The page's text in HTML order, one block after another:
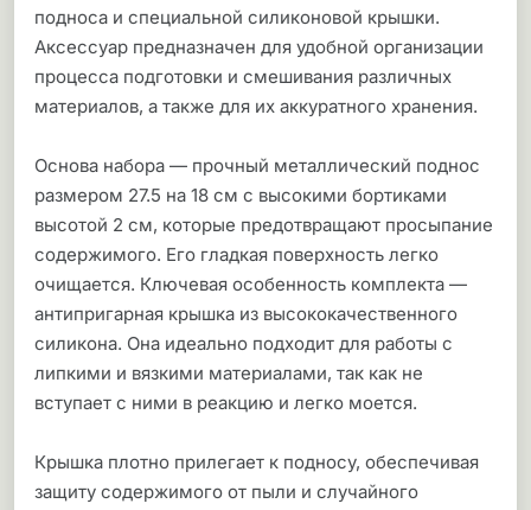
подноса и специальной силиконовой крышки.
Аксессуар предназначен для удобной организации
процесса подготовки и смешивания различных
материалов, а также для их аккуратного хранения.
Основа набора — прочный металлический поднос
размером 27.5 на 18 см с высокими бортиками
высотой 2 см, которые предотвращают просыпание
содержимого. Его гладкая поверхность легко
очищается. Ключевая особенность комплекта —
антипригарная крышка из высококачественного
силикона. Она идеально подходит для работы с
липкими и вязкими материалами, так как не
вступает с ними в реакцию и легко моется.
Крышка плотно прилегает к подносу, обеспечивая
защиту содержимого от пыли и случайного